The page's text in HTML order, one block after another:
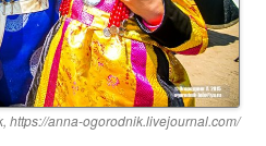
https://anna-ogorodnik.livejournal.com/